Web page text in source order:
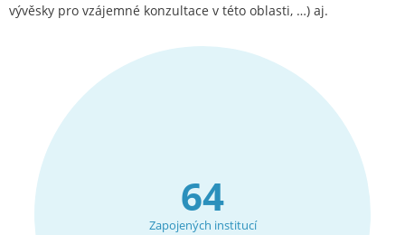
vývěsky pro vzájemné konzultace v této oblasti, …) aj.
64
Zapojených institucí